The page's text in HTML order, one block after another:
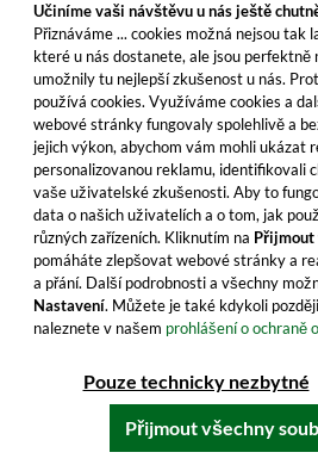
Nechte se okouzlit tímto
ochutnávkovým setem plným
chuťových nuancí. Nyní je čas
23,99 €
≈ 581 Kč ***
Obsah: 0.15 Litr (159,93 €/Litr)
včetně DPH, bez nákladů na
Do košíku
Učiníme vaši návštěvu u nás ještě
Přiznáváme ... cookies možná nejsou tak
které u nás dostanete, ale jsou
umožnily tu nejlepší zkušenost u nás.
používá cookies. Využíváme cookies a
webové stránky fungovaly spolehlivě a
jejich výkon, abychom vám mohli ukázat
personalizovanou reklamu, identifikovali
vaše uživatelské zkušenosti. Aby to
data o našich uživatelích a o tom, jak
různých zařízeních. Kliknutím na Přijmout
pomáháte zlepšovat webové stránky a
a přání. Další podrobnosti a všechny
Nastavení. Můžete je také kdykoli
naleznete v našem prohlášení o ochraně
Pouze technicky nezbytné
Přijmout všechny